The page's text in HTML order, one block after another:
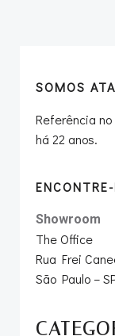
SOMOS
Referência
há 22 anos.
Showroom
The Office
Rua Frei
São Paulo –